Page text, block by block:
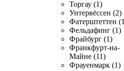
Торгау (1)
Унтервёссен (2)
Фатерштеттен
Фельдафинг (1)
Фрайбург (1)
Франкфурт-на-
Майне (11)
Фрауенмарк (1)